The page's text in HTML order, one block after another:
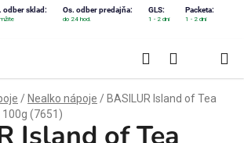
odber sklad: Os. odber predajňa: GLS: Packeta:
do 24 hod. 1 - 2 dni 1 - 2 dni
Hľadať
KOŠÍK
/ Nealko nápoje / BASILUR Island of Tea
100g (7651)
Island of Tea